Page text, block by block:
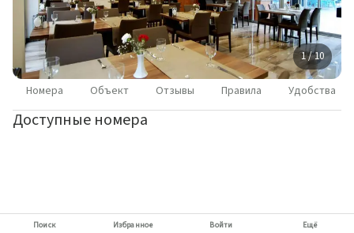
1 / 10
Номера Объект Отзывы Правила Удобства
Доступные номера
Поиск Избранное Войти Ещё